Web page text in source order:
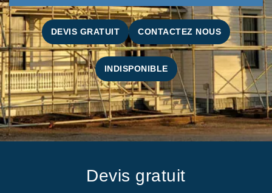
DEVIS GRATUIT CONTACTEZ NOUS
INDISPONIBLE
Devis gratuit